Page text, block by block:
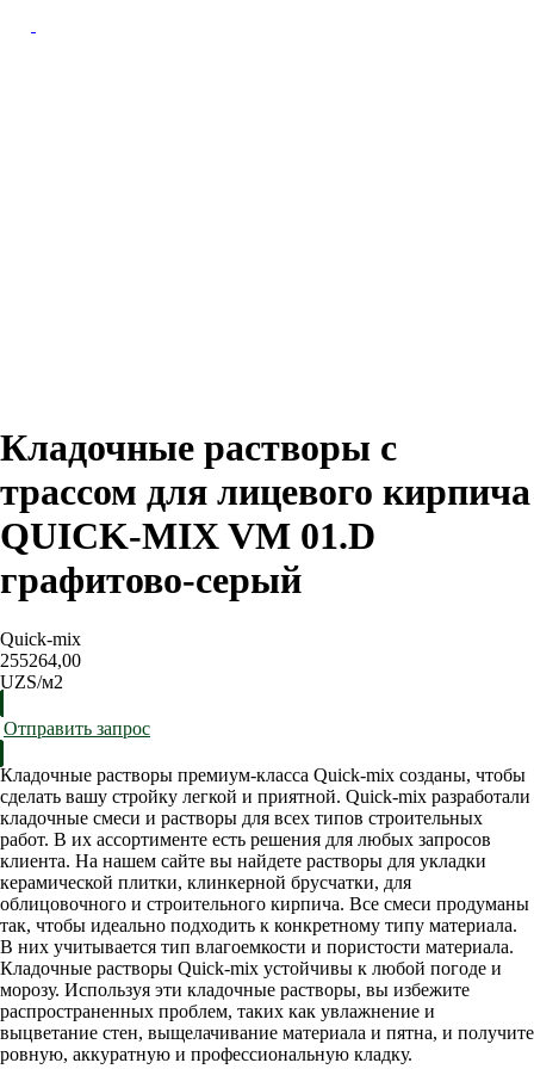
Кладочные растворы с
трассом для лицевого кирпича
QUICK-MIX VM 01.D
графитово-серый
Quick-mix
255264,00
UZS/м2
Отправить запрос
Кладочные растворы премиум-класса Quick-mix созданы, чтобы
сделать вашу стройку легкой и приятной. Quick-mix разработали
кладочные смеси и растворы для всех типов строительных
работ. В их ассортименте есть решения для любых запросов
клиента. На нашем сайте вы найдете растворы для укладки
керамической плитки, клинкерной брусчатки, для
облицовочного и строительного кирпича. Все смеси продуманы
так, чтобы идеально подходить к конкретному типу материала.
В них учитывается тип влагоемкости и пористости материала.
Кладочные растворы Quick-mix устойчивы к любой погоде и
морозу. Используя эти кладочные растворы, вы избежите
распространенных проблем, таких как увлажнение и
выцветание стен, выщелачивание материала и пятна, и получите
ровную, аккуратную и профессиональную кладку.